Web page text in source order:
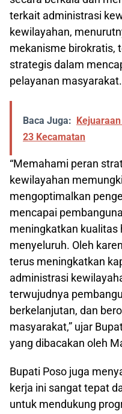
terkait administrasi
kewilayahan,
mekanisme birokratis,
strategis dalam
pelayanan masyarakat.
Baca Juga:
23 Kecamatan
“Memahami peran
kewilayahan
mengoptimalkan
mencapai
meningkatkan kualitas
menyeluruh. Oleh
terus meningkatkan
administrasi
terwujudnya
berkelanjutan, dan
masyarakat,” ujar
yang dibacakan oleh
Bupati Poso juga
kerja ini sangat tepat
untuk mendukung